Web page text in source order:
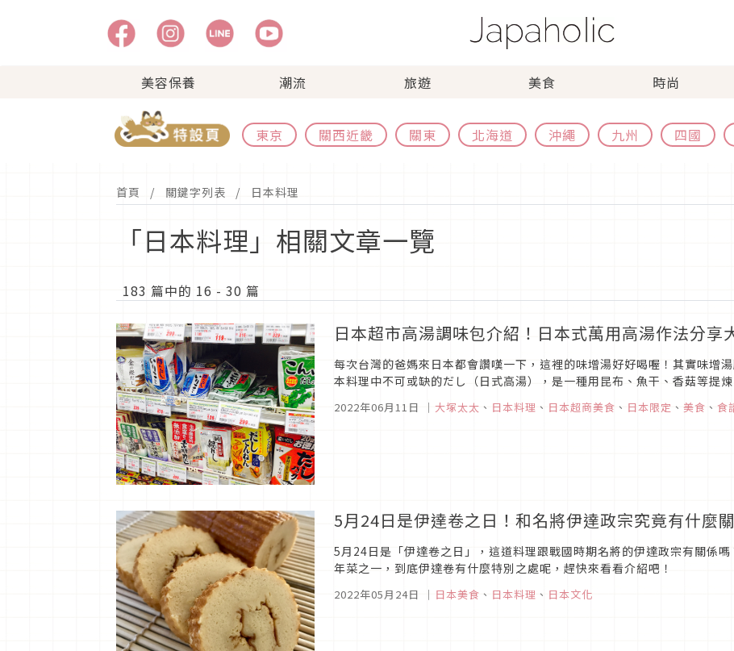
美容保養 潮流 旅遊 美食 時尚
東京 關西近畿 關東 北海道 沖繩 九州 四國
首頁 關鍵字列表 日本料理
「日本料理」相關文章一覽
183 篇中的 16 - 30 篇
日本超市高湯調味包介紹！日本式萬用高湯作法分享
每次台灣的爸媽來日本都會讚嘆一下，這裡的味增湯好好喝喔！其實味增
本料理中不可或缺的だし（日式高湯），是一種用昆布、魚干、香菇等提
2022年06月11日 ｜ 大塚太太 、 日本料理 、 日本超商美食 、 日本限定 、 美食 、 食
5月24日是伊達卷之日！和名將伊達政宗究竟有什麼
5月24日是「伊達卷之日」，這道料理跟戰國時期名將的伊達政宗有關係
年菜之一，到底伊達卷有什麼特別之處呢，趕快來看看介紹吧！
2022年05月24日 ｜ 日本美食 、 日本料理 、 日本文化